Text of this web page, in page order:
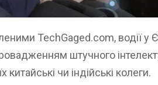
TechGaged.com, водії у
штучного
китайські чи індійські колеги.